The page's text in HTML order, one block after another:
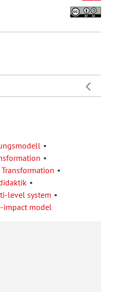
level system
impact model